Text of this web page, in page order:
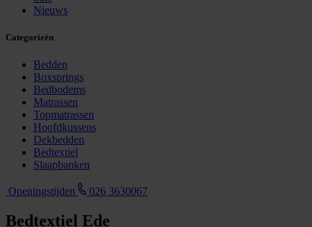
Nieuws
Categorieën
Bedden
Boxsprings
Bedbodems
Matrassen
Topmatrassen
Hoofdkussens
Dekbedden
Bedtextiel
Slaapbanken
Openingstijden 026 3630067
Bedtextiel Ede